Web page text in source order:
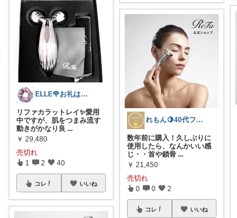
ELLE🌹お礼はプロフ〜7/5
リファカラットレイ✨愛用
中ですが、肌をつまみ流す
動きがかなり良 ...
￥ 29,480
売切れ
1 2 40
コレ いいね
れもん🍋40代フリーランスのおすすめ品
数年前に購入！久しぶりに
使用したら、なんかいい感
じ・・首や鎖骨 ...
￥ 21,450
売切れ
0 0 2
コレ いいね